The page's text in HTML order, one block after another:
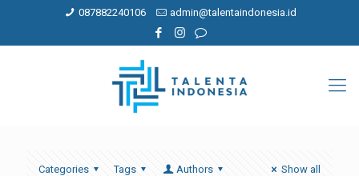
087882240106 admin@talentaindonesia.id
Categories Tags Authors Show all